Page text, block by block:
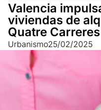
Valencia
viviendas de
Quatre Carreres
Urbanismo25/02/2025